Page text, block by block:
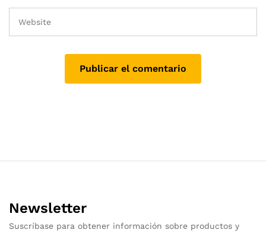
Newsletter
Suscríbase para obtener información sobre productos y